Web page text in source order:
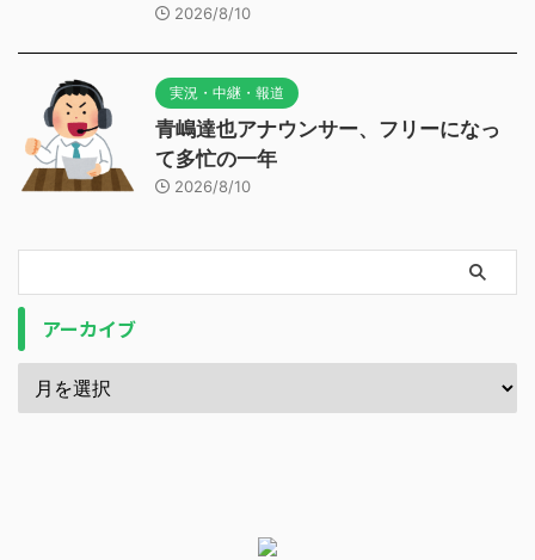
2026/8/10
実況・中継・報道
青嶋達也アナウンサー、フリーになっ
て多忙の一年
2026/8/10
アーカイブ